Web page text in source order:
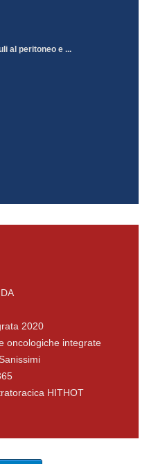
al peritoneo e ...
2020
oncologiche integrate
HITHOT